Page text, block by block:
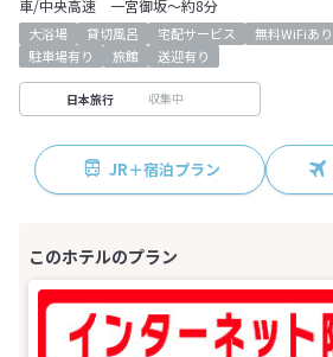
車/中央高速 一宮御坂～約8分
大浴場 貸切風呂 宅配サービス 無料WiFiあり
駐車場有り
旅館 送迎有り
日本旅行 収集中
JR＋宿泊プラン